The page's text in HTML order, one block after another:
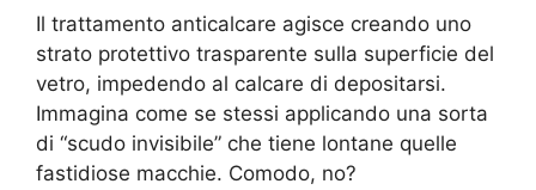
Il trattamento anticalcare agisce creando uno
strato protettivo trasparente sulla superficie del
vetro, impedendo al calcare di depositarsi.
Immagina come se stessi applicando una sorta
di “scudo invisibile” che tiene lontane quelle
fastidiose macchie. Comodo, no?